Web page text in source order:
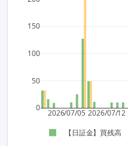
2026/07/05 2026/07/12
0
50
100
150
【日証金】買残高